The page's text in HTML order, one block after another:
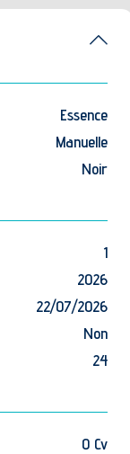
Essence
Manuelle
Noir
1
2026
22/07/2026
Non
24
0 Cv